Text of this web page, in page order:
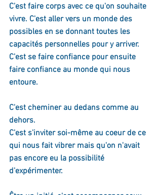
C'est faire corps avec ce qu'on souhaite
vivre. C'est aller vers un monde des
possibles en se donnant toutes les
capacités personnelles pour y arriver.
C'est se faire confiance pour ensuite
faire confiance au monde qui nous
entoure.
C'est cheminer au dedans comme au
dehors.
C'est s'inviter soi-même au coeur de ce
qui nous fait vibrer mais qu'on n'avait
pas encore eu la possibilité
d'expérimenter.